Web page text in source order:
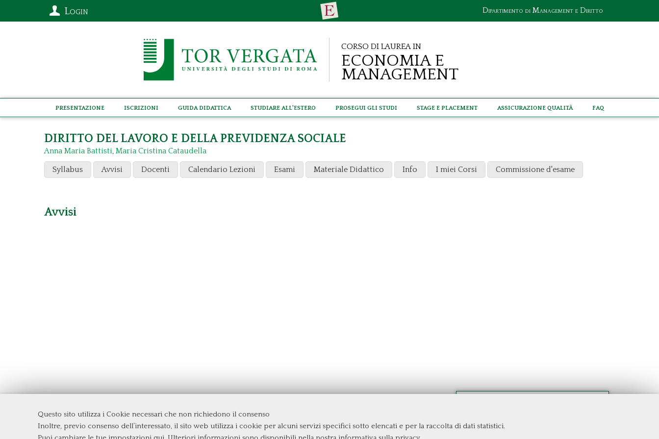
Questo sito utilizza i Cookie necessari che non richiedono il consenso
Inoltre, previo consenso dell’interessato, il sito web utilizza i cookie per alcuni servizi specifici sotto elencati e per la raccolta di dati statistici.
Dipartimento di Management e Diritto
Login
Corso di Laurea in
Economia e
Management
Presentazione Iscrizioni Guida didattica Studiare all'estero Prosegui gli studi Stage e Placement Assicurazione Qualità Faq
DIRITTO DEL LAVORO E DELLA PREVIDENZA SOCIALE
Anna Maria Battisti, Maria Cristina Cataudella
Syllabus Avvisi Docenti Calendario Lezioni Esami Materiale Didattico Info I miei Corsi Commissione d'esame
Avvisi
Dipartimento di Management e Diritto
Università degli Studi di RomaTor Vergata